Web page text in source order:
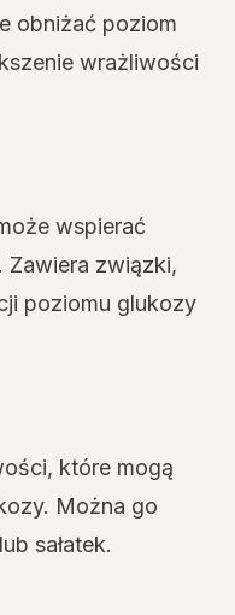
obniżać poziom
wrażliwości
wspierać
Zawiera związki,
poziomu glukozy
które mogą
Można go
sałatek.